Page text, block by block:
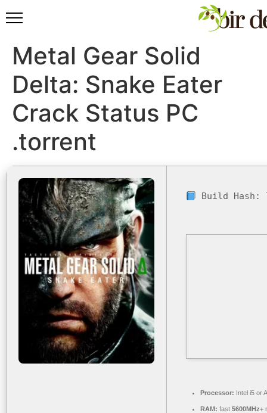
Metal Gear Solid
Delta: Snake Eater
Crack Status PC
.torrent
Build Hash:
Processor: Intel i5 or
RAM: fast 5600MHz+